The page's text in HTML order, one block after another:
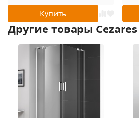
Купить
Другие товары Cezares